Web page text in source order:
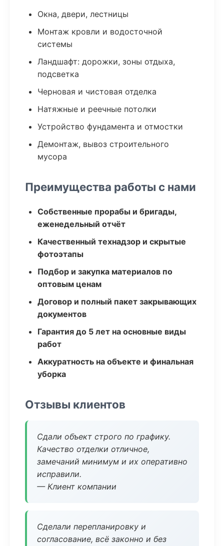
Окна, двери, лестницы
Монтаж кровли и водосточной
системы
Ландшафт: дорожки, зоны отдыха,
подсветка
Черновая и чистовая отделка
Натяжные и реечные потолки
Устройство фундамента и отмостки
Демонтаж, вывоз строительного
мусора
Преимущества работы с нами
Собственные прорабы и бригады,
еженедельный отчёт
Качественный технадзор и скрытые
фотоэтапы
Подбор и закупка материалов по
оптовым ценам
Договор и полный пакет закрывающих
документов
Гарантия до 5 лет на основные виды
работ
Аккуратность на объекте и финальная
уборка
Отзывы клиентов
Сдали объект строго по графику.
Качество отделки отличное,
замечаний минимум и их оперативно
исправили.
— Клиент компании
Сделали перепланировку и
согласование, всё законно и без